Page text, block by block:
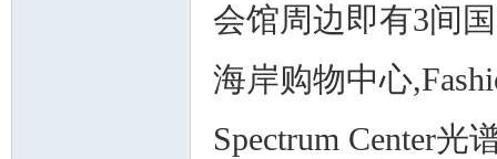
会馆周边即有3间
海岸购物中心
Spectrum Center